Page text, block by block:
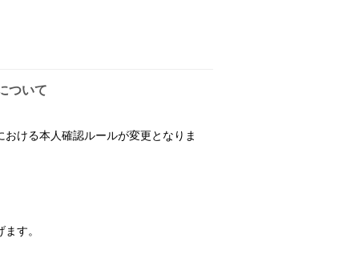
ついて
ける本人確認ルールが変更となりま
す。